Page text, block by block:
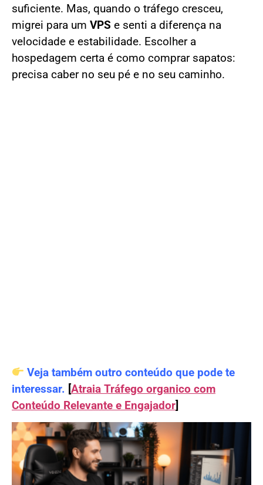
suficiente. Mas, quando o tráfego cresceu,
migrei para um VPS e senti a diferença na
velocidade e estabilidade. Escolher a
hospedagem certa é como comprar sapatos:
precisa caber no seu pé e no seu caminho.
Veja também outro conteúdo que pode te
interessar. [Atraia Tráfego organico com
Conteúdo Relevante e Engajador]